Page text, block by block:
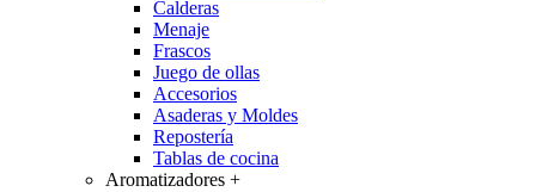
Calderas
Menaje
Frascos
Juego de ollas
Accesorios
Asaderas y Moldes
Repostería
Tablas de cocina
Aromatizadores +